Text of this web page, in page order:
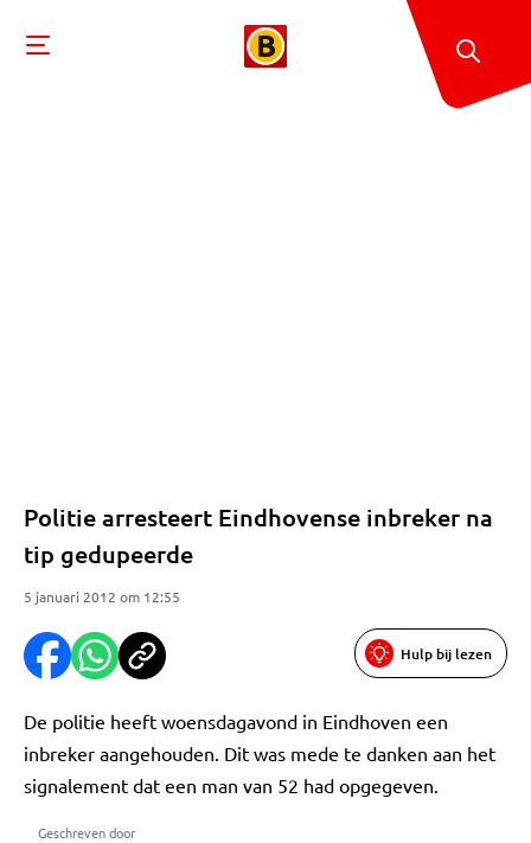
Politie arresteert Eindhovense inbreker na
tip gedupeerde
5 januari 2012 om 12:55
Hulp bij lezen
De politie heeft woensdagavond in Eindhoven een
inbreker aangehouden. Dit was mede te danken aan het
signalement dat een man van 52 had opgegeven.
Geschreven door